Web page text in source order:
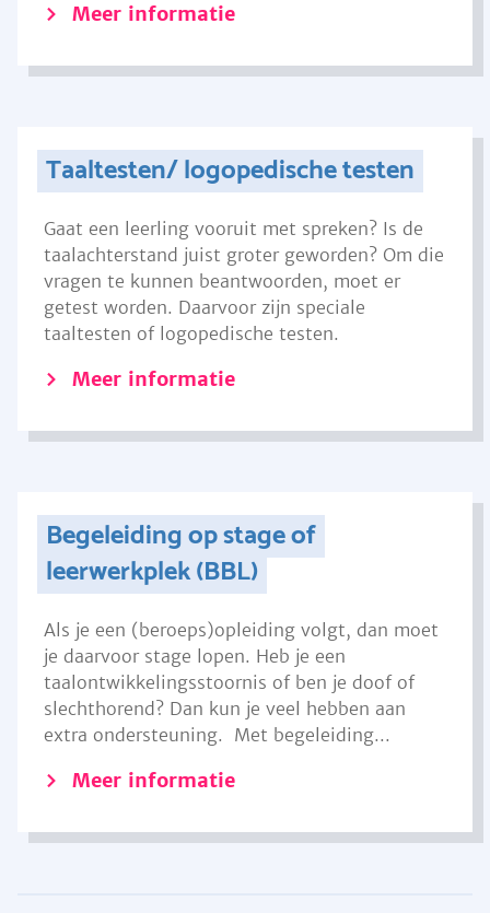
Meer informatie
Taaltesten/ logopedische testen
Gaat een leerling vooruit met spreken? Is de
taalachterstand juist groter geworden? Om die
vragen te kunnen beantwoorden, moet er
getest worden. Daarvoor zijn speciale
taaltesten of logopedische testen.
Meer informatie
Begeleiding op stage of
leerwerkplek (BBL)
Als je een (beroeps)opleiding volgt, dan moet
je daarvoor stage lopen. Heb je een
taalontwikkelingsstoornis of ben je doof of
slechthorend? Dan kun je veel hebben aan
extra ondersteuning. Met begeleiding...
Meer informatie